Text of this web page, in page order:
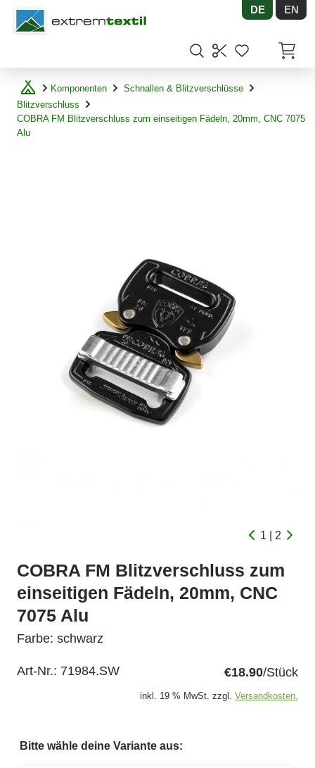
Shopware DE EN
Komponenten
Schnallen & Blitzverschlüsse
Blitzverschluss
COBRA FM Blitzverschluss zum einseitigen Fädeln, 20mm, CNC 7075
Alu
1 | 2
COBRA FM Blitzverschluss zum
einseitigen Fädeln, 20mm, CNC
7075 Alu
Farbe: schwarz
Art-Nr.: 71984.SW €18.90/Stück
inkl. 19 % MwSt. zzgl. Versandkosten.
Bitte wähle deine Variante aus: